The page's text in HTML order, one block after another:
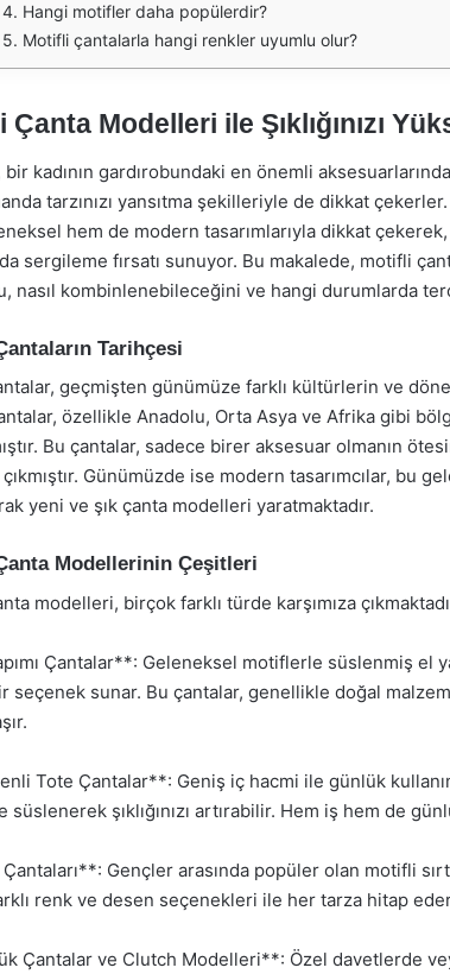
4. Hangi motifler daha popülerdir?
5. Motifli çantalarla hangi renkler uyumlu olur?
Modelleri ile Şıklığınızı
bir kadının gardırobundaki en önemli
tarzınızı yansıtma şekilleriyle de dikkat
hem de modern tasarımlarıyla dikkat çekerek,
da sergileme fırsatı sunuyor. Bu makalede, motifli
nasıl kombinlenebileceğini ve hangi durumlarda
Tarihçesi
geçmişten günümüze farklı kültürlerin ve
özellikle Anadolu, Orta Asya ve Afrika gibi
Bu çantalar, sadece birer aksesuar olmanın
Günümüzde ise modern tasarımcılar, bu
yeni ve şık çanta modelleri yaratmaktadır.
Modellerinin Çeşitleri
modelleri, birçok farklı türde karşımıza
Çantalar**: Geleneksel motiflerle süslenmiş el
seçenek sunar. Bu çantalar, genellikle doğal
Tote Çantalar**: Geniş iç hacmi ile günlük
süslenerek şıklığınızı artırabilir. Hem iş hem de
Gençler arasında popüler olan motifli
renk ve desen seçenekleri ile her tarza hitap
Çantalar ve Clutch Modelleri**: Özel davetlerde